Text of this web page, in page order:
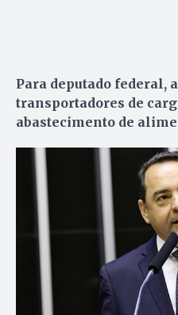
Para deputado federal,
transportadores de
abastecimento de